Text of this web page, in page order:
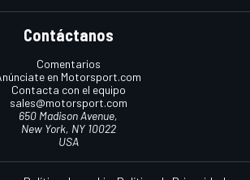
Contáctanos
Comentarios
en Motorsport.com
Contacta con el equipo
sales@motorsport.com
650 Madison Avenue,
New York, NY 10022
USA